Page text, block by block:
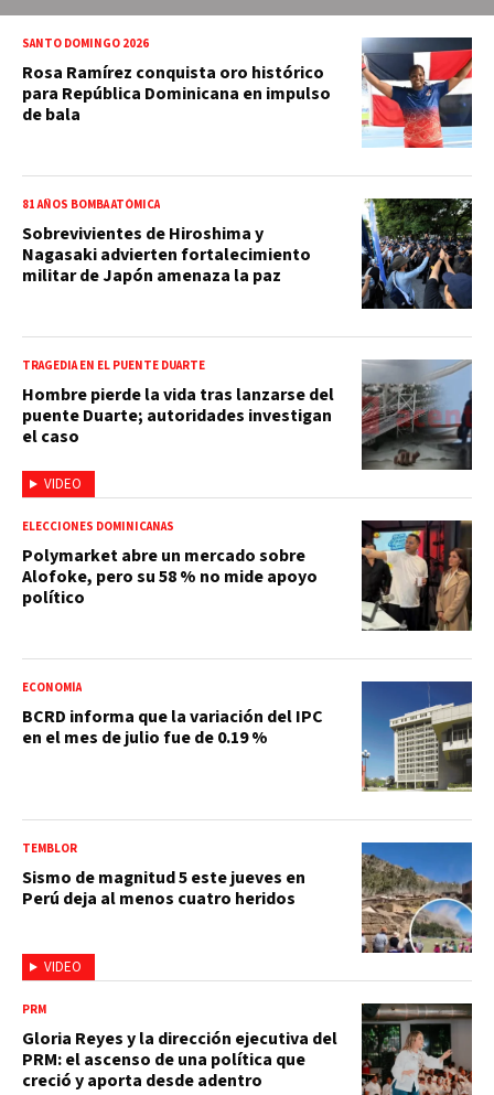
SANTO DOMINGO 2026
Rosa Ramírez conquista oro histórico
para República Dominicana en impulso
de bala
81 AÑOS BOMBA ATÓMICA
Sobrevivientes de Hiroshima y
Nagasaki advierten fortalecimiento
militar de Japón amenaza la paz
VIDEO
TRAGEDIA EN EL PUENTE DUARTE
Hombre pierde la vida tras lanzarse del
puente Duarte; autoridades investigan
el caso
ELECCIONES DOMINICANAS
Polymarket abre un mercado sobre
Alofoke, pero su 58 % no mide apoyo
político
ECONOMÍA
BCRD informa que la variación del IPC
en el mes de julio fue de 0.19 %
VIDEO
TEMBLOR
Sismo de magnitud 5 este jueves en
Perú deja al menos cuatro heridos
PRM
Gloria Reyes y la dirección ejecutiva del
PRM: el ascenso de una política que
creció y aporta desde adentro